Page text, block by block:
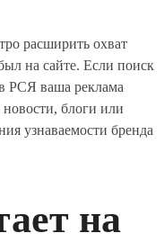
расширить охват
на сайте. Если поиск
в РСЯ ваша реклама
новости, блоги или
узнаваемости бренда
на